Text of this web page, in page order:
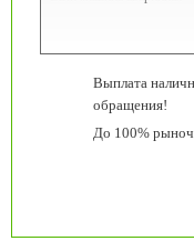
Выплата
обращения!
До 100%